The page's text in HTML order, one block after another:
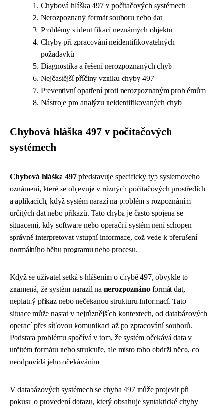
Chybová hláška 497 v počítačových systémech
Nerozpoznaný formát souboru nebo dat
Problémy s identifikací neznámých objektů
Chyby při zpracování neidentifikovatelných
požadavků
Diagnostika a řešení nerozpoznaných chyb
Nejčastější příčiny vzniku chyby 497
Preventivní opatření proti nerozpoznaným problémům
Nástroje pro analýzu neidentifikovaných chyb
Chybová hláška 497 v počítačových
systémech
Chybová hláška 497 představuje specifický typ systémového
oznámení, které se objevuje v různých počítačových prostředích
a aplikacích, když systém narazí na problém s rozpoznáním
určitých dat nebo příkazů. Tato chyba je často spojena se
situacemi, kdy software nebo operační systém není schopen
správně interpretovat vstupní informace, což vede k přerušení
normálního běhu programu nebo procesu.
Když se uživatel setká s hlášením o chybě 497, obvykle to
znamená, že systém narazil na nerozpoznáno formát dat,
neplatný příkaz nebo nečekanou strukturu informací. Tato
situace může nastat v nejrůznějších kontextech, od databázových
operací přes síťovou komunikaci až po zpracování souborů.
Podstata problému spočívá v tom, že systém očekává data v
určitém formátu nebo struktuře, ale místo toho obdrží něco, co
neodpovídá jeho očekáváním.
V databázových systémech se chyba 497 může projevit při
pokusu o provedení dotazu, který obsahuje syntaktické chyby